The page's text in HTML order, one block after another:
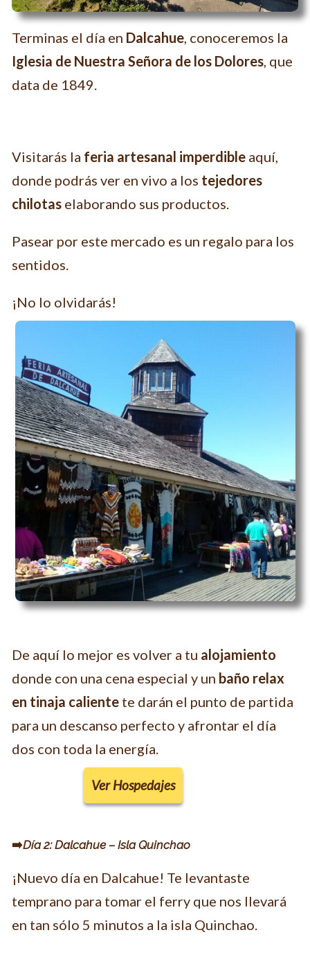
Terminas el día en Dalcahue, conoceremos la
Iglesia de Nuestra Señora de los Dolores, que
data de 1849.
Visitarás la feria artesanal imperdible aquí,
donde podrás ver en vivo a los tejedores
chilotas elaborando sus productos.
Pasear por este mercado es un regalo para los
sentidos.
¡No lo olvidarás!
De aquí lo mejor es volver a tu alojamiento
donde con una cena especial y un baño relax
en tinaja caliente te darán el punto de partida
para un descanso perfecto y afrontar el día
dos con toda la energía.
Ver Hospedajes
➡️Día 2: Dalcahue – Isla Quinchao
¡Nuevo día en Dalcahue! Te levantaste
temprano para tomar el ferry que nos llevará
en tan sólo 5 minutos a la isla Quinchao.